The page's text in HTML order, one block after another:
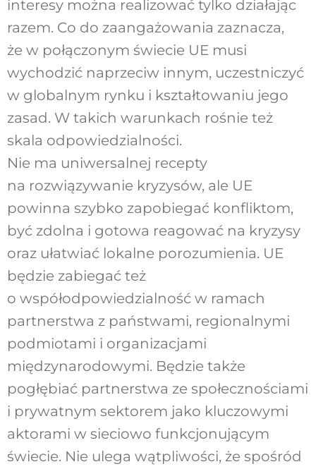
interesy można realizować tylko działając
razem. Co do zaangażowania zaznacza,
że w połączonym świecie UE musi
wychodzić naprzeciw innym, uczestniczyć
w globalnym rynku i kształtowaniu jego
zasad. W takich warunkach rośnie też
skala odpowiedzialności.
Nie ma uniwersalnej recepty
na rozwiązywanie kryzysów, ale UE
powinna szybko zapobiegać konfliktom,
być zdolna i gotowa reagować na kryzysy
oraz ułatwiać lokalne porozumienia. UE
będzie zabiegać też
o współodpowiedzialność w ramach
partnerstwa z państwami, regionalnymi
podmiotami i organizacjami
międzynarodowymi. Będzie także
pogłębiać partnerstwa ze społecznościami
i prywatnym sektorem jako kluczowymi
aktorami w sieciowo funkcjonującym
świecie. Nie ulega wątpliwości, że spośród